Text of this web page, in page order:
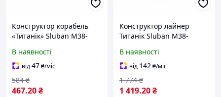
Конструктор корабель
«Титанік» Sluban M38-
легендарного лайнера,
194 деталі, 6+
В наявності
від47₴/міс
467.20₴
584 ₴
Конструктор лайнер
Титанік Sluban M38-
масштаб 1:700, модель
корабля для дітей 8+, арт.
M38-B1551
В наявності
від 142₴/міс
1 419.20₴
1 774 ₴